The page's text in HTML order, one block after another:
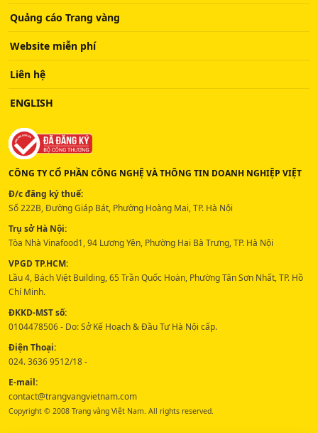
Quảng cáo Trang vàng
Website miễn phí
Liên hệ
ENGLISH
CÔNG TY CỔ PHẦN CÔNG NGHỆ VÀ THÔNG TIN DOANH NGHIỆP VIỆT
Đ/c đăng ký thuế:
Số 222B, Đường Giáp Bát, Phường Hoàng Mai, TP. Hà Nội
Trụ sở Hà Nội:
Tòa Nhà Vinafood1, 94 Lương Yên, Phường Hai Bà Trưng, TP. Hà Nội
VPGD TP.HCM:
Lầu 4, Bách Việt Building, 65 Trần Quốc Hoàn, Phường Tân Sơn Nhất, TP. Hồ
Chí Minh.
ĐKKD-MST số:
0104478506 - Do: Sở Kế Hoạch & Đầu Tư Hà Nội cấp.
Điện Thoại:
024. 3636 9512/18 -
E-mail:
contact@trangvangvietnam.com
Copyright © 2008 Trang vàng Việt Nam. All rights reserved.